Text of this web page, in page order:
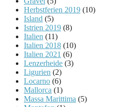
Herbstferien 2019 (10)
Island (5)
Istrien 2019 (8)
Italien (11)
Italien 2018 (10)
Italien 2021 (6)
Lenzerheide (3)
Ligurien (2)
Locarno (6)
Mallorca (1)
Massa Marittima (5)